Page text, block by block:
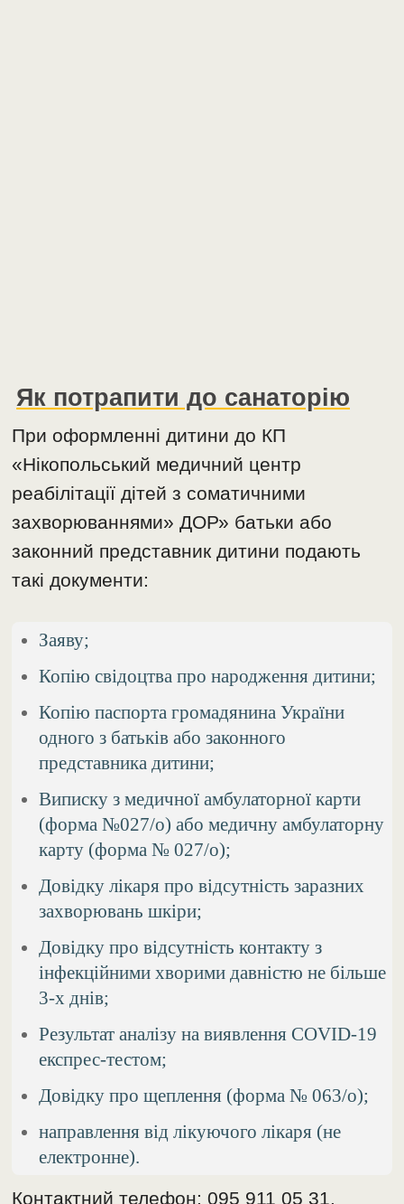
Як потрапити до санаторію
При оформленні дитини до КП
«Нікопольський медичний центр
реабілітації дітей з соматичними
захворюваннями» ДОР» батьки або
законний представник дитини подають
такі документи:
Заяву;
Копію свідоцтва про народження дитини;
Копію паспорта громадянина України
одного з батьків або законного
представника дитини;
Виписку з медичної амбулаторної карти
(форма №027/о) або медичну амбулаторну
карту (форма № 027/о);
Довідку лікаря про відсутність заразних
захворювань шкіри;
Довідку про відсутність контакту з
інфекційними хворими давністю не більше
3-х днів;
Результат аналізу на виявлення COVID-19
експрес-тестом;
Довідку про щеплення (форма № 063/о);
направлення від лікуючого лікаря (не
електронне).
Контактний телефон: 095 911 05 31.